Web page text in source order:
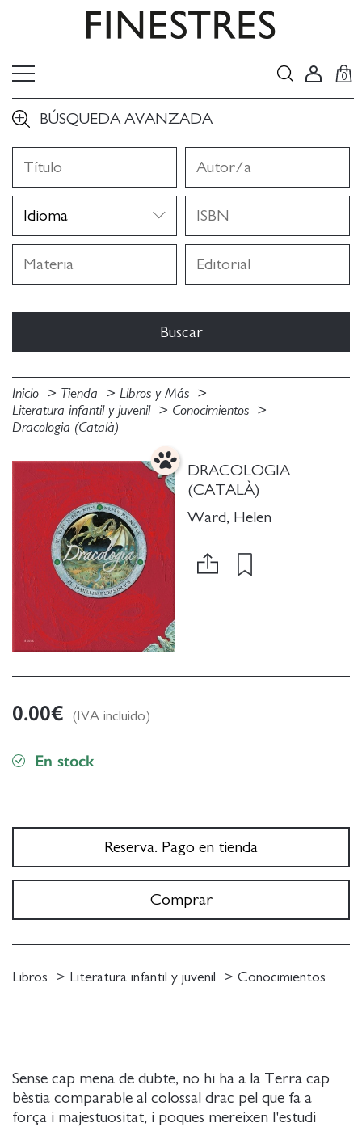
0
BÚSQUEDA AVANZADA
Inicio Tienda
Libros y Más
Literatura infantil y juvenil
Conocimientos
Dracologia (Català)
DRACOLOGIA
(CATALÀ)
Ward, Helen
Sense cap mena de dubte, no hi ha a la Terra cap
bèstia comparable al colossal drac pel que fa a
força i majestuositat, i poques mereixen l'estudi
0.00€ (IVA incluido)
En stock
Reserva. Pago en tienda
Comprar
Libros Literatura infantil y juvenil Conocimientos